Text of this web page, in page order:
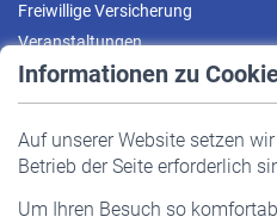
Informationen zu
Auf unserer Website setzen
Betrieb der Seite erforderlich
Um Ihren Besuch so
Freiwillige Versicherung
Veranstaltungen
Pflichtversicherung
Staatliche Förderung